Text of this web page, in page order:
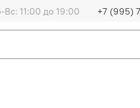
11:00 до 19:00 +7 (995)